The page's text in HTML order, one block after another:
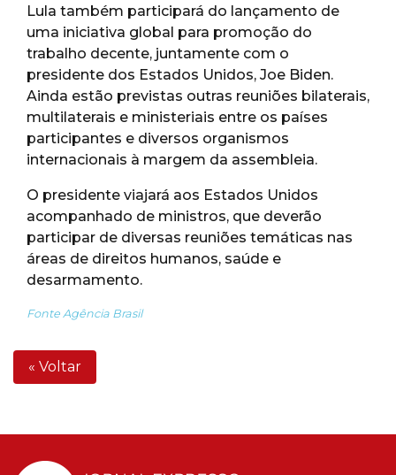
Lula também participará do lançamento de
uma iniciativa global para promoção do
trabalho decente, juntamente com o
presidente dos Estados Unidos, Joe Biden.
Ainda estão previstas outras reuniões bilaterais,
multilaterais e ministeriais entre os países
participantes e diversos organismos
internacionais à margem da assembleia.
O presidente viajará aos Estados Unidos
acompanhado de ministros, que deverão
participar de diversas reuniões temáticas nas
áreas de direitos humanos, saúde e
desarmamento.
Fonte Agência Brasil
« Voltar